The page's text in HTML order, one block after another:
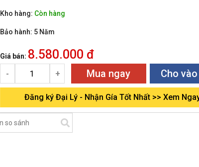
Kho hàng: Còn hàng
Bảo hành: 5 Năm
Giá bán: 8.580.000 đ
- + Mua ngay Cho
Đăng ký Đại Lý - Nhận Gía Tốt Nhất >> Xem